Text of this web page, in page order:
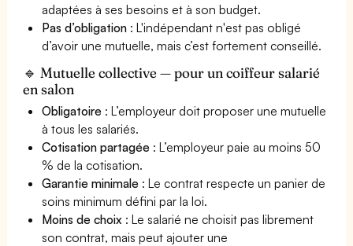
adaptées à ses besoins et à son budget.
Pas d’obligation : L'indépendant n'est pas obligé
d’avoir une mutuelle, mais c’est fortement conseillé.
🔹 Mutuelle collective — pour un coiffeur salarié
en salon
Obligatoire : L’employeur doit proposer une mutuelle
à tous les salariés.
Cotisation partagée : L’employeur paie au moins 50
% de la cotisation.
Garantie minimale : Le contrat respecte un panier de
soins minimum défini par la loi.
Moins de choix : Le salarié ne choisit pas librement
son contrat, mais peut ajouter une